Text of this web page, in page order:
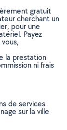
gratuit
cherchant un
pour une
Payez
la prestation
ni frais
de services
sur la ville